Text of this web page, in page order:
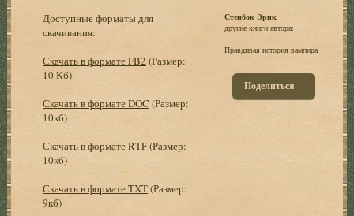
Доступные форматы для
скачивания:
Скачать в формате FB2 (Размер:
10 Кб)
Скачать в формате DOC (Размер:
10кб)
Скачать в формате RTF(Размер:
10кб)
Скачать в формате TXT(Размер:
9кб)
Стенбок Эрик
другие книги автора:
Правдивая история вампира
Поделиться